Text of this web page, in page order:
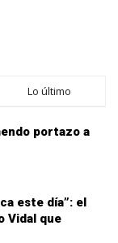
Lo último
portazo a
este día”: el
Vidal que